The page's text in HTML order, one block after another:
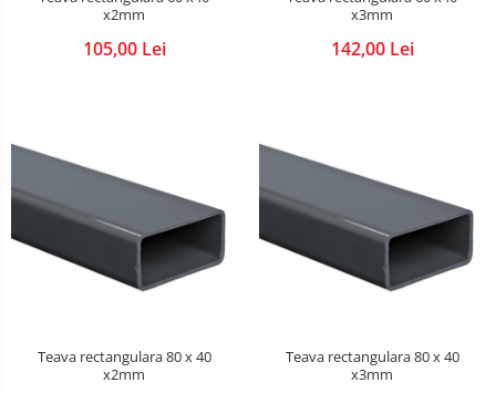
x2mm
105,00 Lei
x3mm
142,00 Lei
Teava rectangulara 80 x 40
x2mm
Teava rectangulara 80 x 40
x3mm